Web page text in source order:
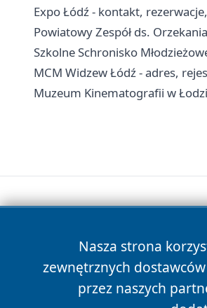
Expo Łódź - kontakt,
Powiatowy Zespół ds.
Szkolne Schronisko
MCM Widzew Łódź - adres,
Muzeum Kinematografii w
Nasza strona
zewnętrznych
przez naszych